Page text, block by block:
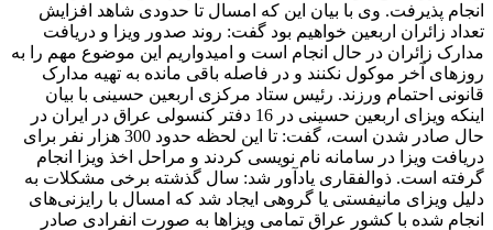
انجام پذیرفت. وی با بیان این که امسال تا حدودی شاهد افزایش
تعداد زائران اربعین خواهیم بود گفت: روند صدور ویزا و دریافت
مدارک زائران در حال انجام است و امیدواریم این موضوع مهم را به
روزهای آخر موکول نکنند و در فاصله باقی مانده به تهیه مدارک
قانونی احتمام ورزند. رئیس ستاد مرکزی اربعین حسینی با بیان
اینکه ویزای اربعین حسینی در 16 دفتر کنسولی عراق در ایران در
حال صادر شدن است، گفت: تا این لحظه حدود 300 هزار نفر برای
دریافت ویزا در سامانه نام نویسی کردند و مراحل اخذ ویزا انجام
گرفته است. ذوالفقاری یادآور شد: سال گذشته برخی مشکلات به
دلیل ویزای مانیفستی یا گروهی ایجاد شد که امسال با رایزنی‌های
انجام شده با کشور عراق تمامی ویزاها به صورت انفرادی صادر